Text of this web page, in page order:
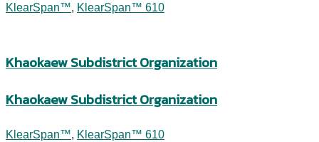
KlearSpan™, KlearSpan™ 610
Khaokaew Subdistrict Organization
Khaokaew Subdistrict Organization
KlearSpan™, KlearSpan™ 610